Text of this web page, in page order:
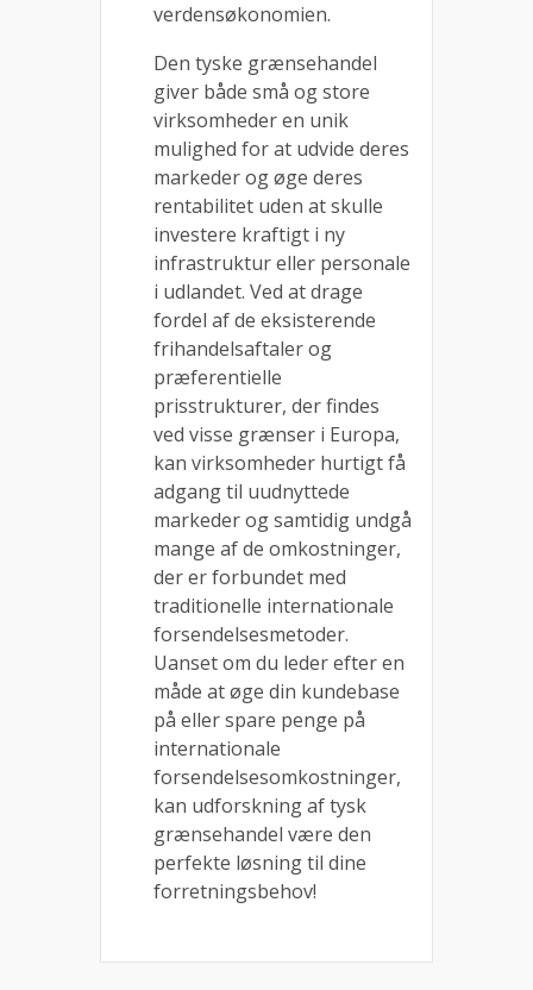
verdensøkonomien.
Den tyske grænsehandel
giver både små og store
virksomheder en unik
mulighed for at udvide deres
markeder og øge deres
rentabilitet uden at skulle
investere kraftigt i ny
infrastruktur eller personale
i udlandet. Ved at drage
fordel af de eksisterende
frihandelsaftaler og
præferentielle
prisstrukturer, der findes
ved visse grænser i Europa,
kan virksomheder hurtigt få
adgang til uudnyttede
markeder og samtidig undgå
mange af de omkostninger,
der er forbundet med
traditionelle internationale
forsendelsesmetoder.
Uanset om du leder efter en
måde at øge din kundebase
på eller spare penge på
internationale
forsendelsesomkostninger,
kan udforskning af tysk
grænsehandel være den
perfekte løsning til dine
forretningsbehov!